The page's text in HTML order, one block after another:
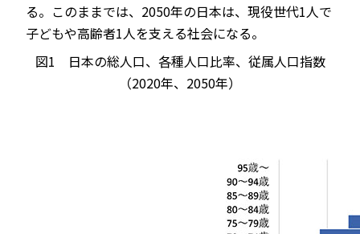
る。このままでは、2050年の日本は、現役世代1人で
子どもや高齢者1人を支える社会になる。
図1 日本の総人口、各種人口比率、従属人口指数
（2020年、2050年）